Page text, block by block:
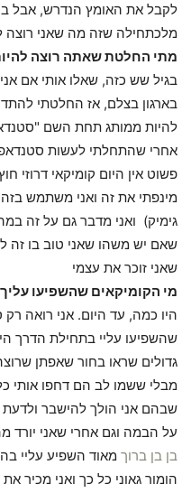
לקבל את האומץ הנדרש, אבל
מלכתחילה שזה מה שאני רוצה
מתי החלטת שאתה רוצה
בגיל שש כזה, שאלו אותי אם
בארגון בצלם, אז החלטתי
להיות ממותג תחת השם
אחרי שהתחלתי לעשות סטנדאפ
פשוט אין היום קומיקאי דרוזי
מינפתי את זה ואני משתמש
גימיק) ואני מדבר גם על זה
שאם יש משהו שאני טוב בו זה
שאני זוכר את עצמי
מי הקומיקאים שהשפיעו
היו כמה, עד היום. אני רואה
שהשפיעו עליי בתחילת הדרך
גדולים שראו בחור שאפתן
מבלי ששמו לב הם דחפו אותי
שבהם אני הולך להישבר ולדעת
על הבמה וגם אחרי שאני יורד
בן בן ברוך מאוד השפיע עליי
הומור גאוני כל כך ואני מכיר